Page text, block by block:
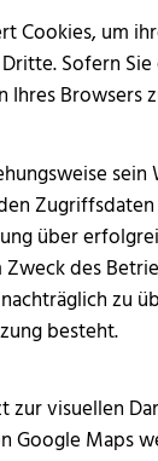
Cookies, um
Sofern
Ihres Browsers
über
des
zu
besteht.
zur visuellen
Google Maps